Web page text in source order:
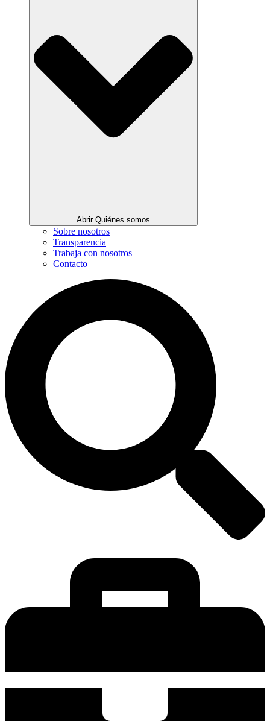
Abrir Quiénes somos
Sobre nosotros
Transparencia
Trabaja con nosotros
Contacto